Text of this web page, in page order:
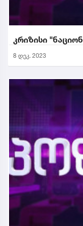
კრიზისი
8 დეკ. 2023